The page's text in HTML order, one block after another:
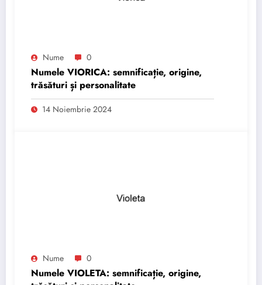
Nume 0
Numele VIORICA: semnificație, origine,
trăsături și personalitate
14 Noiembrie 2024
Nume 0
Numele VIOLETA: semnificație, origine,